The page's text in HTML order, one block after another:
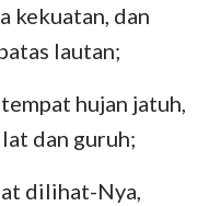
kekuatan, dan
lautan;
hujan jatuh,
dan guruh;
dilihat-Nya,